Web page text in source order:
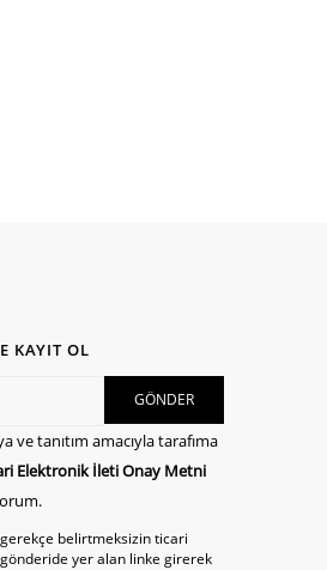
KAYIT OL
ve tanıtım amacıyla tarafıma
Elektronik İleti Onay Metni
belirtmeksizin ticari
yer alan linke girerek